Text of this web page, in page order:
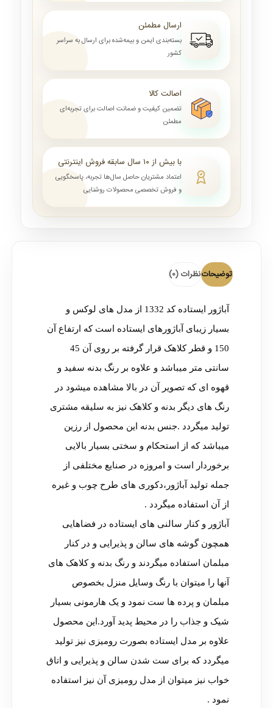
ارسال مطمئن
بسته‌بندی ایمن و بیمه‌شده برای ارسال به سراسر
کشور
اصالت کالا
تضمین کیفیت و ضمانت اصالت برای تجربه‌ای
مطمئن
با بیش از ۱۰ سال سابقه فروش اینترنتی
اعتماد مشتریان حاصل سال‌ها تجربه، پاسخگویی
و فروش تخصصی محصولات روشنایی
توضیحاتنظرات (0)
آباژور ایستاده کد 1332 از مدل های لوکس و
بسیار زیبای آباژورهای ایستاده است که ارتفاع آن
150 و قطر کلاهک قرار گرفته بر روی آن 45
سانتی متر میباشد و علاوه بر رنگ بدنه سفید و
قهوه ای که تصویر آن در بالا مشاهده میشود در
رنگ های دیگر بدنه و کلاهک نیز به سلیقه مشتری
تولید میگردد .جنس بدنه این محصول از رزین
میباشد که از استحکام و سختی بسیار بالایی
برخوردار است و امروزه در صنایع مختلفی از
جمله تولید آباژور،دکوری های طرح چوب و غیره
از آن استفاده میگردد .
آباژور و کنار سالنی های ایستاده در فضاهایی
همچون گوشه های سالن و پذیرایی و در کنار
مبلمان استفاده میگردند و رنگ بدنه و کلاهک های
آنها را میتوان با رنگ وسایل منزل بخصوص
مبلمان و پرده ها ست نمود و یک هارمونی بسیار
شیک و جذاب را در محیط پدید آورد.این محصول
علاوه بر مدل ایستاده بصورت رومیزی نیز تولید
میگردد که برای ست شدن سالن و پذیرایی و اتاق
خواب نیز میتوان از مدل رومیزی آن نیز استفاده
نمود .